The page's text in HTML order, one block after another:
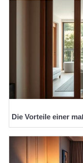
Die Vorteile einer